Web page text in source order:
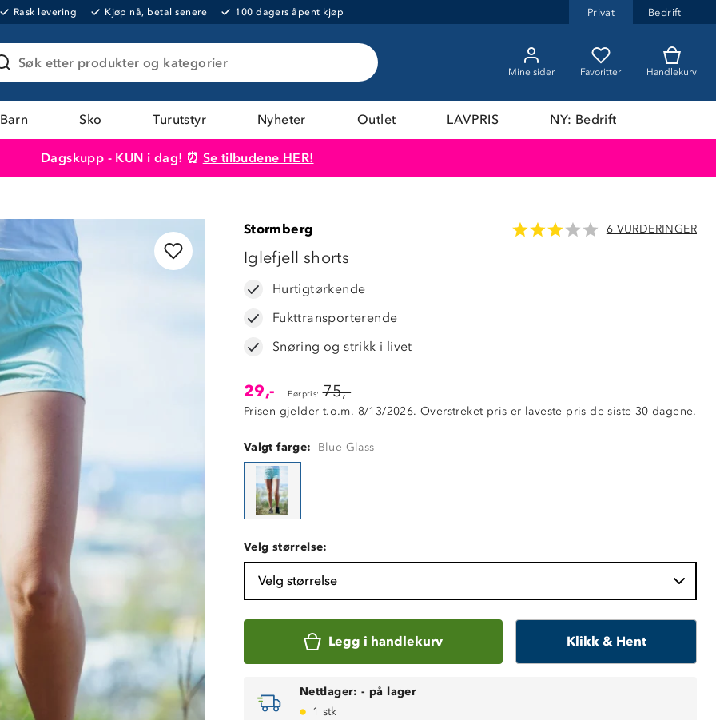
Rask levering Kjøp nå, betal senere 100 dagers åpent kjøp Privat Bedrift
Søk etter produkter og kategorier
Mine sider Favoritter Handlekurv
Barn Sko Turutstyr Nyheter Outlet LAVPRIS NY: Bedrift
Dagskupp - KUN i dag! ⏰ Se tilbudene HER!
Stormberg 6 VURDERINGER
Iglefjell shorts
Hurtigtørkende
Fukttransporterende
Snøring og strikk i livet
29,- Førpris: 75,-
Prisen gjelder t.o.m. 8/13/2026. Overstreket pris er laveste pris de siste 30 dagene.
Valgt farge: Blue Glass
Velg størrelse:
Velg størrelse
Legg i handlekurv Klikk & Hent
Nettlager: - på lager
1 stk